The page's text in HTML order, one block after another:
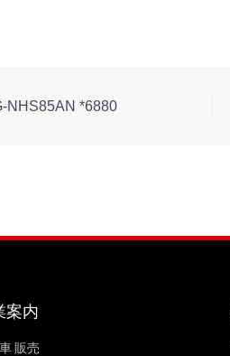
NHS85AN *6880
案内
販売